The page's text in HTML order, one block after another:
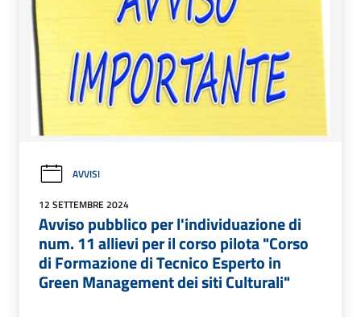
AVVISI
12 SETTEMBRE 2024
Avviso pubblico per l'individuazione di
num. 11 allievi per il corso pilota "Corso
di Formazione di Tecnico Esperto in
Green Management dei siti Culturali"